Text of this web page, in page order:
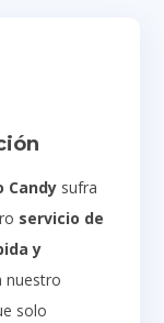
Candy sufra
servicio de
y
nuestro
solo